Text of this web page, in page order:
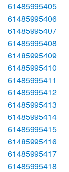
61485995405
61485995406
61485995407
61485995408
61485995409
61485995410
61485995411
61485995412
61485995413
61485995414
61485995415
61485995416
61485995417
61485995418